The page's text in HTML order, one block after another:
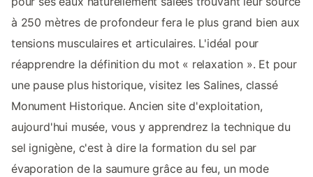
à 250 mètres de profondeur fera le plus grand bien aux
tensions musculaires et articulaires. L'idéal pour
réapprendre la définition du mot « relaxation ». Et pour
une pause plus historique, visitez les Salines, classé
Monument Historique. Ancien site d'exploitation,
aujourd'hui musée, vous y apprendrez la technique du
sel ignigène, c'est à dire la formation du sel par
évaporation de la saumure grâce au feu, un mode